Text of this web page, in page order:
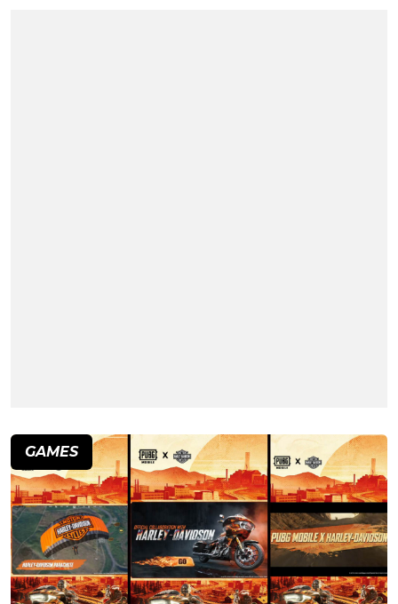
GAMES